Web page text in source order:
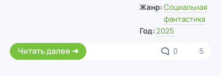
Жанр: Социальная
фантастика
Год: 2025
Читать далее 0 5